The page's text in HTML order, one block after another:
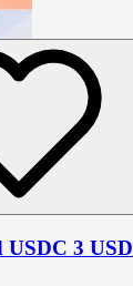
3 USD